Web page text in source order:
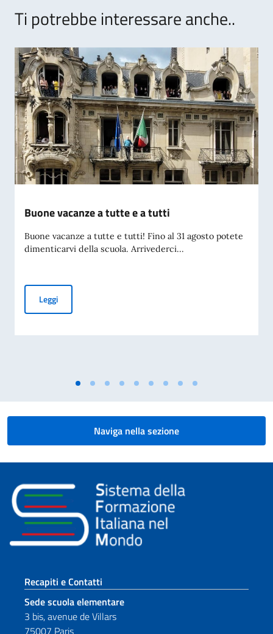
Ti potrebbe interessare anche..
Buone vacanze a tutte e a tutti
Buone vacanze a tutte e tutti! Fino al 31 agosto potete
dimenticarvi della scuola. Arrivederci...
LeggiBuone vacanze a tutte e a tutti
Naviga nella sezione
Sezione footer
Recapiti e Contatti
Sede scuola elementare
3 bis, avenue de Villars